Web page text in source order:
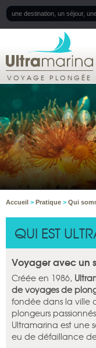
VOYAGE PLONGÉE
Accueil > Pratique > Qui
QUI EST
Voyager avec un
Créée en 1986,
de voyages de
fondée dans la ville
plongeurs
Ultramarina est une
eu de défaillance